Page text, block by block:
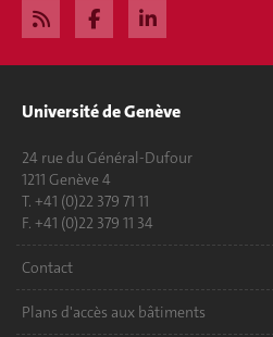
Université de Genève
24 rue du Général-Dufour
1211 Genève 4
T. +41 (0)22 379 71 11
F. +41 (0)22 379 11 34
Contact
Plans d'accès aux bâtiments